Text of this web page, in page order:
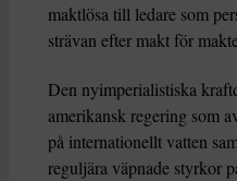
maktlösa till ledare som
strävan efter makt för
Den nyimperialistiska
amerikansk regering som
på internationellt vatten
reguljära väpnade styrkor